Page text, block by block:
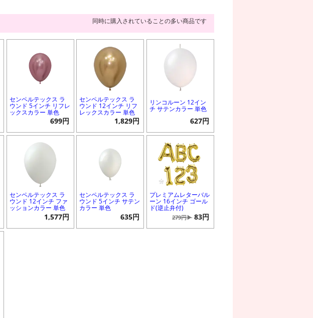
同時に購入されていることの多い商品です
センペルテックス ラ
ウンド 5インチ リフレ
ックスカラー 単色
699円
センペルテックス ラ
ウンド 12インチ リフ
レックスカラー 単色
1,829円
リンコルーン 12イン
チ サテンカラー 単色
627円
センペルテックス ラ
ウンド 12インチ ファ
ッションカラー 単色
1,577円
センペルテックス ラ
ウンド 5インチ サテン
カラー 単色
635円
プレミアムレターバル
ーン 16インチ ゴール
ド(逆止弁付)
279円▶ 83円